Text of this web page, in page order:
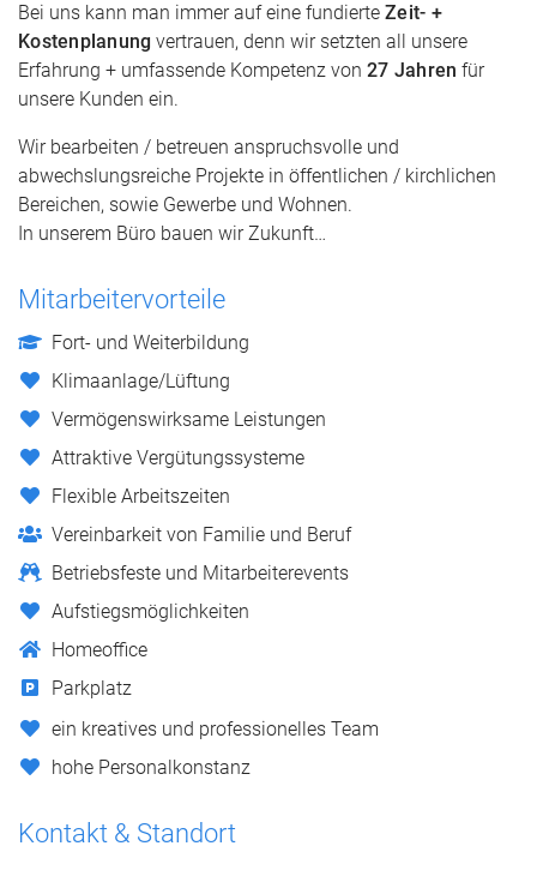
Bei uns kann man immer auf eine fundierte Zeit- +
Kostenplanung vertrauen, denn wir setzten all unsere
Erfahrung + umfassende Kompetenz von 27 Jahren für
unsere Kunden ein.
Wir bearbeiten / betreuen anspruchsvolle und
abwechslungsreiche Projekte in öffentlichen / kirchlichen
Bereichen, sowie Gewerbe und Wohnen.
In unserem Büro bauen wir Zukunft…
Mitarbeitervorteile
Fort- und Weiterbildung
Klimaanlage/Lüftung
Vermögenswirksame Leistungen
Attraktive Vergütungssysteme
Flexible Arbeitszeiten
Vereinbarkeit von Familie und Beruf
Betriebsfeste und Mitarbeiterevents
Aufstiegsmöglichkeiten
Homeoffice
Parkplatz
ein kreatives und professionelles Team
hohe Personalkonstanz
Kontakt & Standort